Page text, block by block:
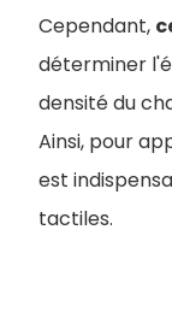
Cependant,
déterminer
densité du
Ainsi, pour
est
tactiles.